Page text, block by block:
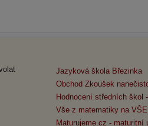
Jazyková škola Březinka
Obchod Zkoušek
Hodnocení středních škol
Vše z matematiky na
Maturujeme.cz - maturitní